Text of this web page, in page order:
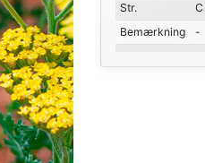
Str.
C
Bemærkning
-